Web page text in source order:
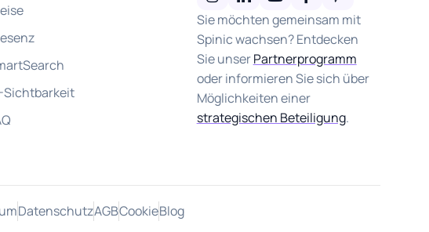
Sichtbarkeit
Sie möchten gemeinsam mit
Spinic wachsen? Entdecken
Sie unserPartnerprogramm
oder informieren Sie sich über
Möglichkeiten einer
strategischen Beteiligung.
DatenschutzAGBCookieBlog